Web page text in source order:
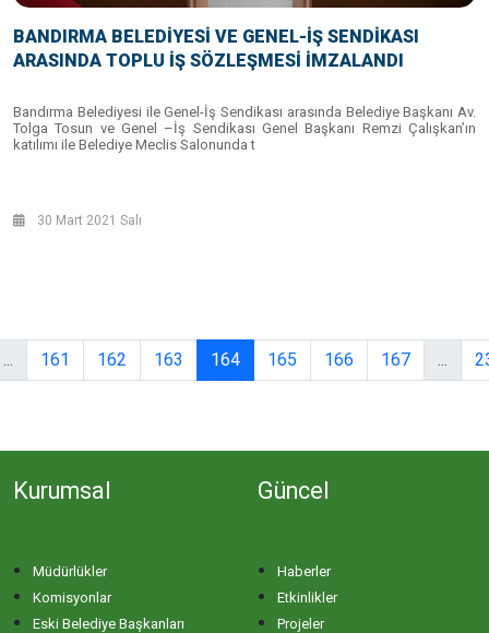
BANDIRMA BELEDİYESİ VE GENEL-İŞ SENDİKASI
ARASINDA TOPLU İŞ SÖZLEŞMESİ İMZALANDI
Bandırma Belediyesi ile Genel-İş Sendikası arasında Belediye Başkanı Av.
Tolga Tosun ve Genel –İş Sendikası Genel Başkanı Remzi Çalışkan’ın
katılımı ile Belediye Meclis Salonunda t
30 Mart 2021 Salı
161 162 163 164 165 166 167
Kurumsal
Müdürlükler
Komisyonlar
Eski Belediye Başkanları
Güncel
Haberler
Etkinlikler
Projeler